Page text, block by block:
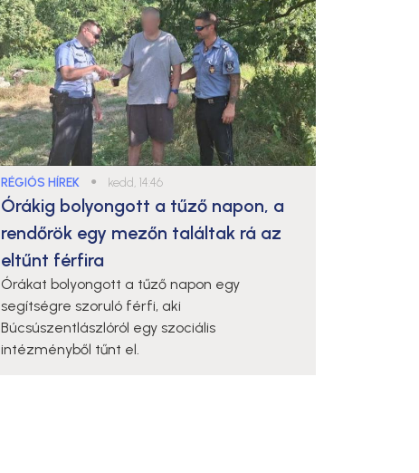
RÉGIÓS HÍREK ● kedd, 14:46
Órákig bolyongott a tűző napon, a
rendőrök egy mezőn találtak rá az
eltűnt férfira
Órákat bolyongott a tűző napon egy
segítségre szoruló férfi, aki
Búcsúszentlászlóról egy szociális
intézményből tűnt el.